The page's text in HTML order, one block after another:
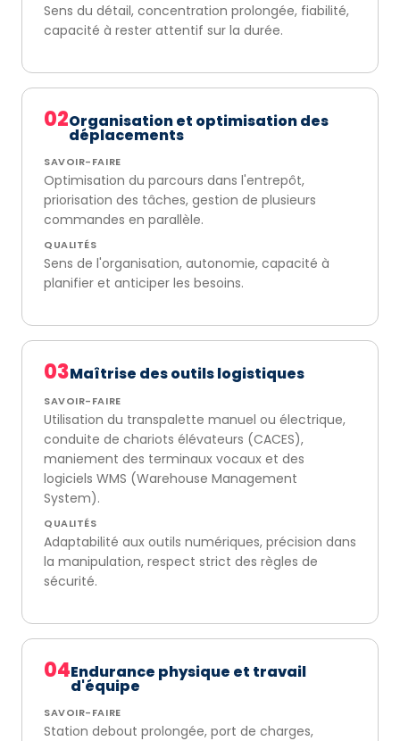
Sens du détail, concentration prolongée, fiabilité,
capacité à rester attentif sur la durée.
02Organisation et optimisation des
déplacements
SAVOIR-FAIRE
Optimisation du parcours dans l'entrepôt,
priorisation des tâches, gestion de plusieurs
commandes en parallèle.
QUALITÉS
Sens de l'organisation, autonomie, capacité à
planifier et anticiper les besoins.
03Maîtrise des outils logistiques
SAVOIR-FAIRE
Utilisation du transpalette manuel ou électrique,
conduite de chariots élévateurs (CACES),
maniement des terminaux vocaux et des
logiciels WMS (Warehouse Management
System).
QUALITÉS
Adaptabilité aux outils numériques, précision dans
la manipulation, respect strict des règles de
sécurité.
04Endurance physique et travail
d'équipe
SAVOIR-FAIRE
Station debout prolongée, port de charges,